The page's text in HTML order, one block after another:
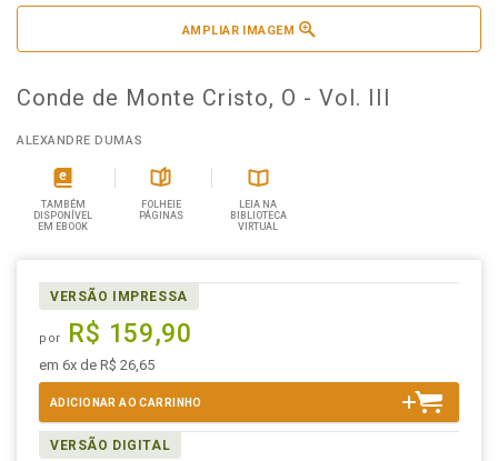
AMPLIAR IMAGEM
Conde de Monte Cristo, O - Vol. III
ALEXANDRE DUMAS
TAMBÉM
DISPONÍVEL
EM EBOOK
FOLHEIE
PÁGINAS
LEIA NA
BIBLIOTECA
VIRTUAL
VERSÃO IMPRESSA
por R$ 159,90
em 6x de R$ 26,65
ADICIONAR AO CARRINHO
VERSÃO DIGITAL